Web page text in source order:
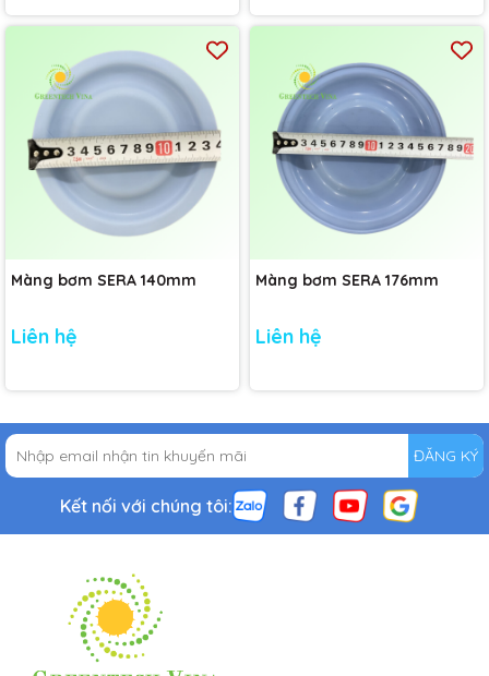
Màng bơm SERA 140mm
Liên hệ
Màng bơm SERA 176mm
Liên hệ
ĐĂNG KÝ
Kết nối với chúng tôi: